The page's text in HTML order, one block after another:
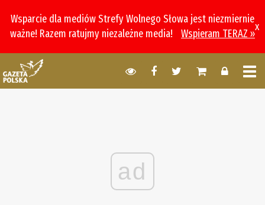
Wsparcie dla mediów Strefy Wolnego Słowa jest niezmiernie
ważne! Razem ratujmy niezależne media!
Wspieram TERAZ »
x
ad